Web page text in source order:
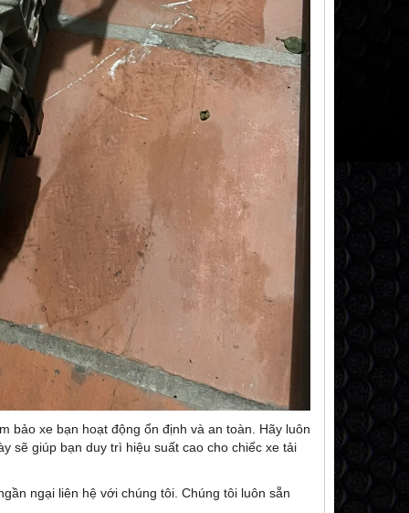
bảo xe bạn hoạt động ổn định và an toàn. Hãy luôn
sẽ giúp bạn duy trì hiệu suất cao cho chiếc xe tải
ngại liên hệ với chúng tôi. Chúng tôi luôn sẵn